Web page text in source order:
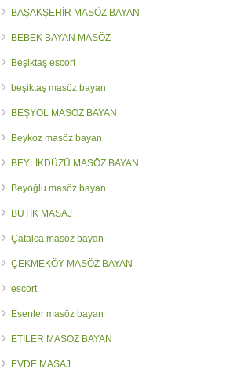
BAŞAKŞEHİR MASÖZ BAYAN
BEBEK BAYAN MASÖZ
Beşiktaş escort
beşiktaş masöz bayan
BEŞYOL MASÖZ BAYAN
Beykoz masöz bayan
BEYLİKDÜZÜ MASÖZ BAYAN
Beyoğlu masöz bayan
BUTİK MASAJ
Çatalca masöz bayan
ÇEKMEKÖY MASÖZ BAYAN
escort
Esenler masöz bayan
ETİLER MASÖZ BAYAN
EVDE MASAJ